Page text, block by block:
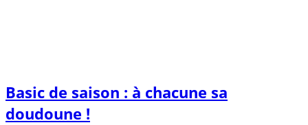
Basic de saison : à chacune sa
doudoune !